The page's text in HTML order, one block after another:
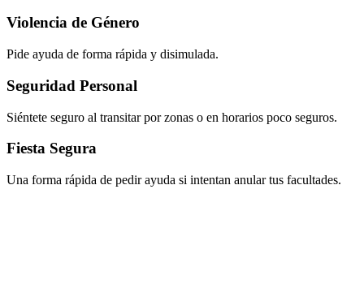
Violencia de Género
Pide ayuda de forma rápida y disimulada.
Seguridad Personal
Siéntete seguro al transitar por zonas o en horarios poco seguros.
Fiesta Segura
Una forma rápida de pedir ayuda si intentan anular tus facultades.